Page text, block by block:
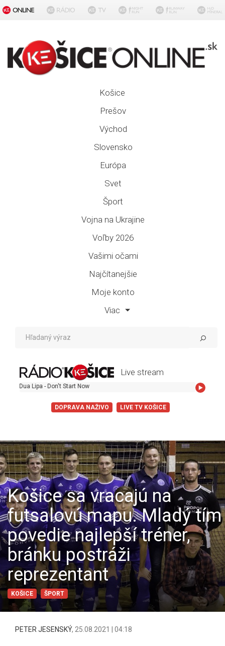
Košice
Prešov
Východ
Slovensko
Európa
Svet
Šport
Vojna na Ukrajine
Voľby 2026
Vašimi očami
Najčítanejšie
Moje konto
Viac
Live stream
Don't Start Now
DOPRAVA NAŽIVO LIVE TV KOŠICE
Košice sa vracajú na
futsalovú mapu. Mladý tím
povedie najlepší tréner,
bránku postráži
reprezentant
KOŠICE ŠPORT
PETER JESENSKÝ, 25.08.2021 | 04:18